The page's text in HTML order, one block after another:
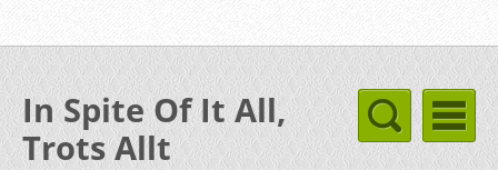
In Spite Of It All,
Trots Allt